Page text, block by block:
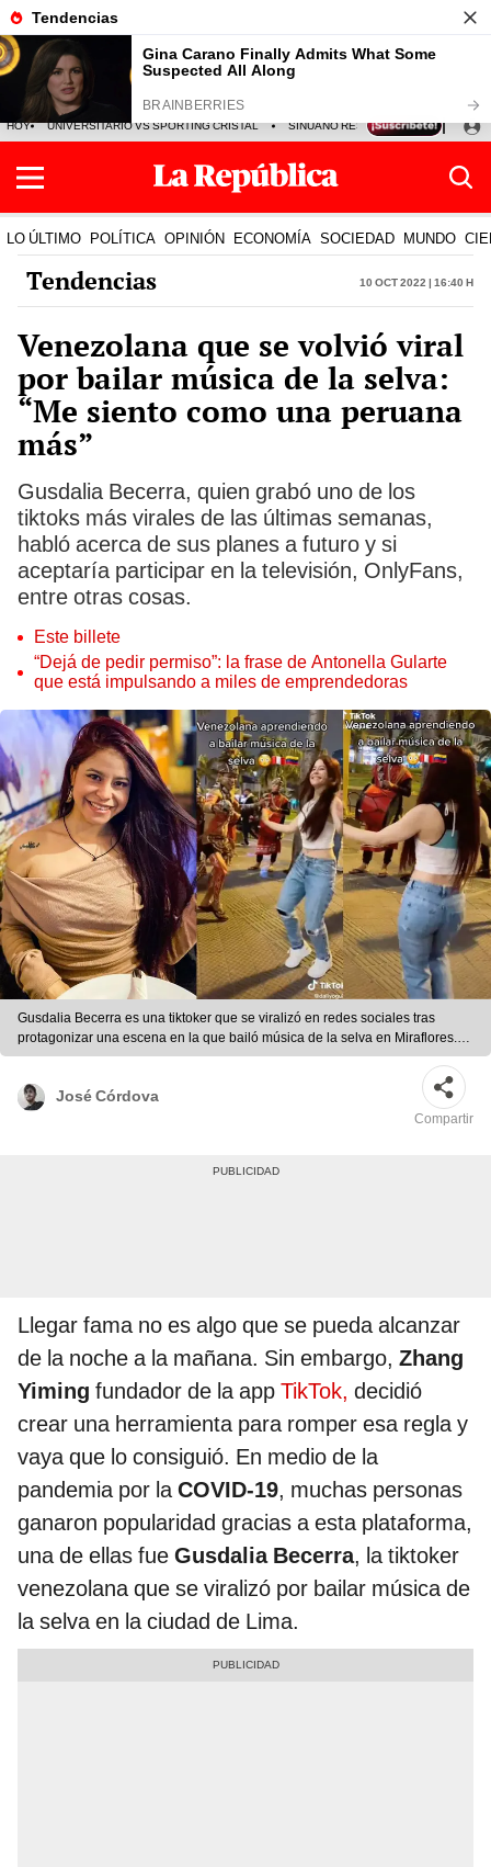
HOY UNIVERSITARIO VS SPORTING CRISTAL SINUANO RESULTADOS HOY
LO ÚLTIMO POLÍTICA OPINIÓN ECONOMÍA SOCIEDAD MUNDO
Tendencias 10 Oct 2022 | 16:40 h
Venezolana que se volvió viral
por bailar música de la selva:
“Me siento como una peruana
más”
Gusdalia Becerra, quien grabó uno de los
tiktoks más virales de las últimas semanas,
habló acerca de sus planes a futuro y si
aceptaría participar en la televisión, OnlyFans,
entre otras cosas.
Este billete
“Dejá de pedir permiso”: la frase de Antonella Gularte
que está impulsando a miles de emprendedoras
Gusdalia Becerra es una tiktoker que se viralizó en redes sociales tras
protagonizar una escena en la que bailó música de la selva en Miraflores.
Foto: composición LR/captura de TikTok/@daliyogui6
José Córdova
Compartir
Llegar fama no es algo que se pueda alcanzar
de la noche a la mañana. Sin embargo, Zhang
Yiming fundador de la app TikTok, decidió
crear una herramienta para romper esa regla y
vaya que lo consiguió. En medio de la
pandemia por laCOVID-19, muchas personas
ganaron popularidad gracias a esta plataforma,
una de ellas fue Gusdalia Becerra, la tiktoker
venezolana que se viralizó por bailar música de
la selva en la ciudad de Lima.